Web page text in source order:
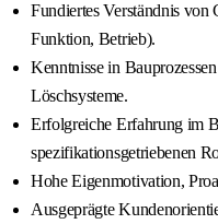
Fundiertes Verständnis von
Funktion, Betrieb).
Kenntnisse in
Löschsysteme.
Erfolgreiche Erfahrung im
spezifikationsgetriebenen
Hohe Eigenmotivation,
Ausgeprägte